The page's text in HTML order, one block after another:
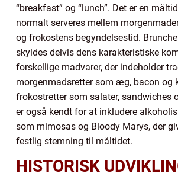
“breakfast” og “lunch”. Det er en
normalt serveres mellem
og frokostens begyndelsestid.
skyldes delvis dens karakteristiske
forskellige madvarer, der indeholder
morgenmadsretter som æg, bacon og
frokostretter som salater, sandwiches
er også kendt for at inkludere
som mimosas og Bloody Marys, der
festlig stemning til måltidet.
HISTORISK